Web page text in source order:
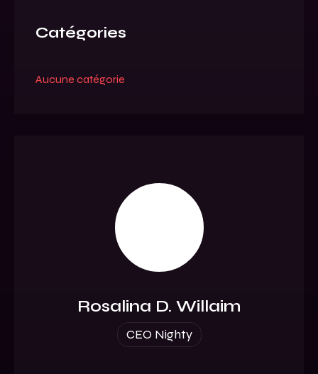
Catégories
Aucune catégorie
Rosalina D. Willaim
CEO Nighty